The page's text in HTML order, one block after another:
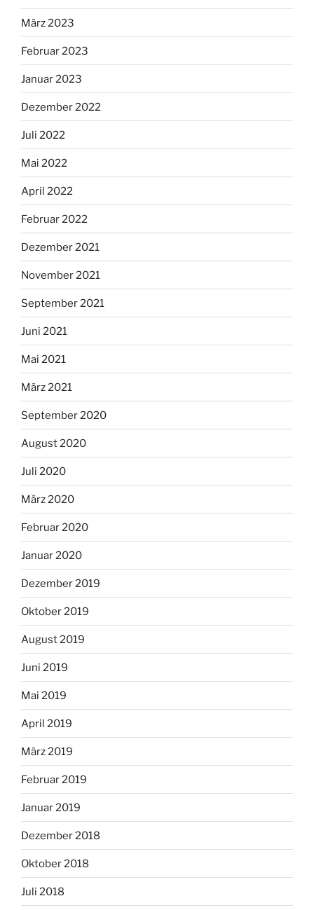
März 2023
Februar 2023
Januar 2023
Dezember 2022
Juli 2022
Mai 2022
April 2022
Februar 2022
Dezember 2021
November 2021
September 2021
Juni 2021
Mai 2021
März 2021
September 2020
August 2020
Juli 2020
März 2020
Februar 2020
Januar 2020
Dezember 2019
Oktober 2019
August 2019
Juni 2019
Mai 2019
April 2019
März 2019
Februar 2019
Januar 2019
Dezember 2018
Oktober 2018
Juli 2018